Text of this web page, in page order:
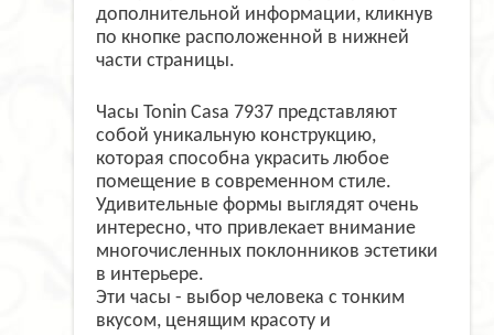
дополнительной информации, кликнув
по кнопке расположенной в нижней
части страницы.
Часы Tonin Casa 7937 представляют
собой уникальную конструкцию,
которая способна украсить любое
помещение в современном стиле.
Удивительные формы выглядят очень
интересно, что привлекает внимание
многочисленных поклонников эстетики
в интерьере.
Эти часы - выбор человека с тонким
вкусом, ценящим красоту и